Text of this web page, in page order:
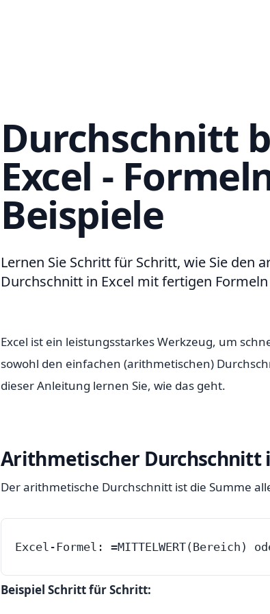
Durchschnitt
Excel -
Beispiele
Lernen Sie Schritt für Schritt, wie Sie den
Durchschnitt in Excel mit fertigen
Excel ist ein leistungsstarkes Werkzeug, um
sowohl den einfachen (arithmetischen)
dieser Anleitung lernen Sie, wie das geht.
Arithmetischer Durchschnitt
Der arithmetische Durchschnitt ist die Summe
Excel-Formel: =MITTELWERT(Bereich)
Beispiel Schritt für Schritt: